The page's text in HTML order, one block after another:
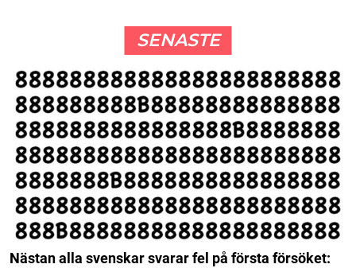
SENASTE
Nästan alla svenskar svarar fel på första försöket: